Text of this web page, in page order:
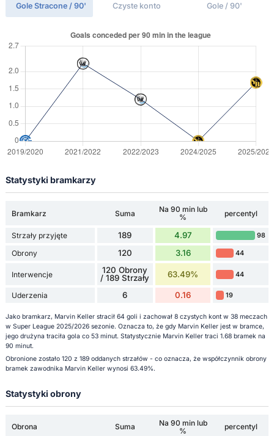
Gole Stracone / 90' Czyste konto Gole / 90'
Statystyki bramkarzy
Bramkarz Suma
Na 90 min lub
%
percentyl
Strzały przyjęte 189 4.97 98
Obrony 120 3.16 44
Interwencje
120 Obrony
/ 189 Strzały
63.49% 44
Uderzenia 6 0.16 19
Jako bramkarz, Marvin Keller stracił 64 goli i zachował 8 czystych kont w 38 meczach
w Super League 2025/2026 sezonie. Oznacza to, że gdy Marvin Keller jest w bramce,
jego drużyna traciła gola co 53 minut. Statystycznie Marvin Keller traci 1.68 bramek na
90 minut.
Obronione zostało 120 z 189 oddanych strzałów - co oznacza, że współczynnik obrony
bramek zawodnika Marvin Keller wynosi 63.49%.
Statystyki obrony
Obrona Suma
Na 90 min lub
%
percentyl